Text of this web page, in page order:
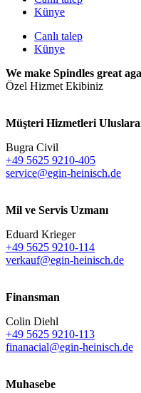
Künye
Canlı talep
Künye
We make Spindles great
Özel Hizmet Ekibiniz
Müşteri Hizmetleri
Bugra Civil
+49 5625 9210-405
service@egin-heinisch.de
Mil ve Servis Uzmanı
Eduard Krieger
+49 5625 9210-114
verkauf@egin-heinisch.de
Finansman
Colin Diehl
+49 5625 9210-113
finanacial@egin-heinisch.de
Muhasebe